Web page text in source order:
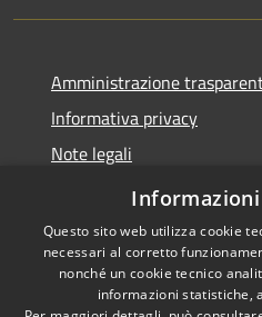
Amministrazione
Informativa privacy
Note legali
Dichiarazione di accessibilità
Questo sito web utilizza cookie
necessari al corretto
nonché un cookie tecnico
informazioni statistiche,